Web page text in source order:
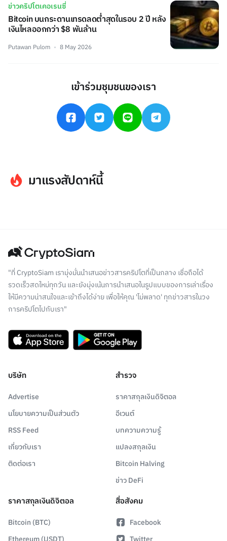
ข่าวคริปโตเคอเรนซี่
Bitcoin บนกระดานเทรดลดต่ำสุดในรอบ 2 ปี หลัง
เงินไหลออกกว่า $8 พันล้าน
Putawan Pulom 8 May 2026
เข้าร่วมชุมชนของเรา
มาแรงสัปดาห์นี้
"ที่ CryptoSiam เรามุ่งมั่นนำเสนอข่าวสารคริปโตที่เป็นกลาง เชื่อถือได้
รวดเร็วสดใหม่ทุกวัน และยังมุ่งเน้นการนำเสนอในรูปแบบของการเล่าเรื่อง
ให้มีความน่าสนใจและเข้าถึงได้ง่าย เพื่อให้คุณ 'ไม่พลาด' ทุกข่าวสารในวง
การคริปโตไปกับเรา"
บริษัท
Advertise
นโยบายความเป็นส่วนตัว
RSS Feed
เกี่ยวกับเรา
ติดต่อเรา
สำรวจ
ราคาสกุลเงินดิจิตอล
อีเวนต์
บทความความรู้
แปลงสกุลเงิน
Bitcoin Halving
ข่าว DeFi
ราคาสกุลเงินดิจิตอล
Bitcoin (BTC)
สื่อสังคม
Facebook